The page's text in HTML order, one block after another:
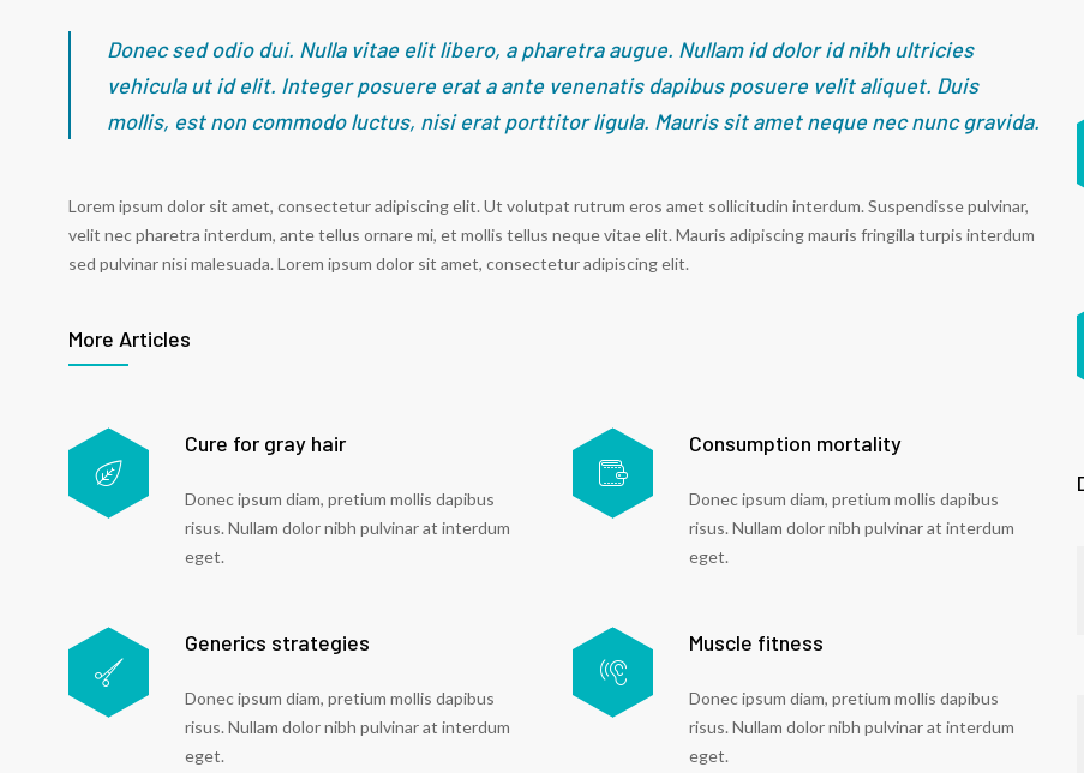
Donec sed odio dui. Nulla vitae elit libero, a pharetra augue. Nullam id dolor id nibh ultricies
vehicula ut id elit. Integer posuere erat a ante venenatis dapibus posuere velit aliquet. Duis
mollis, est non commodo luctus, nisi erat porttitor ligula. Mauris sit amet neque nec nunc gravida.
Lorem ipsum dolor sit amet, consectetur adipiscing elit. Ut volutpat rutrum eros amet sollicitudin interdum. Suspendisse pulvinar,
velit nec pharetra interdum, ante tellus ornare mi, et mollis tellus neque vitae elit. Mauris adipiscing mauris fringilla turpis interdum
sed pulvinar nisi malesuada. Lorem ipsum dolor sit amet, consectetur adipiscing elit.
More Articles
Cure for gray hair
Donec ipsum diam, pretium mollis dapibus
risus. Nullam dolor nibh pulvinar at interdum
eget.
Generics strategies
Donec ipsum diam, pretium mollis dapibus
risus. Nullam dolor nibh pulvinar at interdum
eget.
Consumption mortality
Donec ipsum diam, pretium mollis dapibus
risus. Nullam dolor nibh pulvinar at interdum
eget.
Muscle fitness
Donec ipsum diam, pretium mollis dapibus
risus. Nullam dolor nibh pulvinar at interdum
eget.